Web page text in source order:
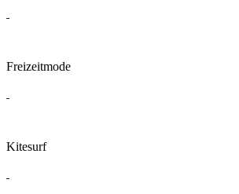
Freizeitmode
Kitesurf